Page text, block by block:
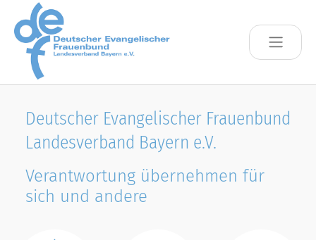
Skip to main content
Deutscher Evangelischer Frauenbund
Landesverband Bayern e.V.
Verantwortung übernehmen für
sich und andere